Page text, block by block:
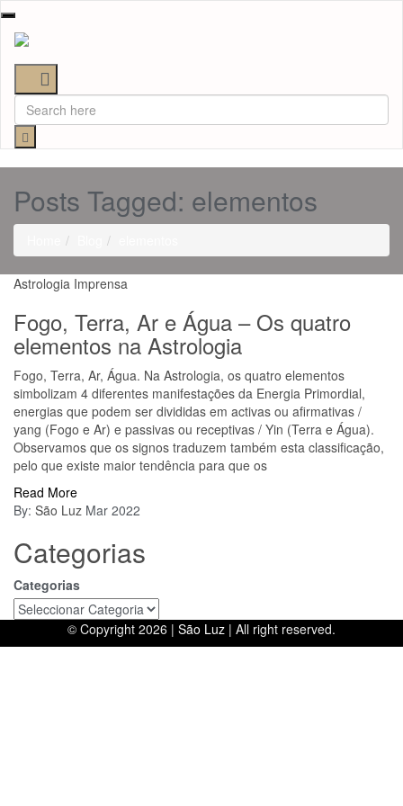
Toggle
navigation
Posts Tagged: elementos
Astrologia Imprensa
Fogo, Terra, Ar e Água – Os quatro
elementos na Astrologia
Fogo, Terra, Ar, Água. Na Astrologia, os quatro elementos
simbolizam 4 diferentes manifestações da Energia Primordial,
energias que podem ser divididas em activas ou afirmativas /
yang (Fogo e Ar) e passivas ou receptivas / Yin (Terra e Água).
Observamos que os signos traduzem também esta classificação,
pelo que existe maior tendência para que os
Read More
By: São Luz Mar 2022
Categorias
Categorias
© Copyright 2026 | São Luz | All right reserved.